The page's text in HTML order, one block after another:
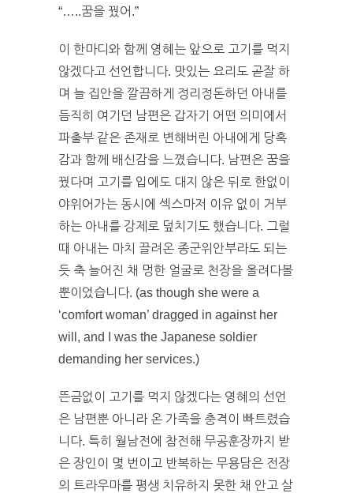
“…..꿈을 꿨어.”
이 한마디와 함께 영혜는 앞으로 고기를 먹지
않겠다고 선언합니다. 맛있는 요리도 곧잘 하
며 늘 집안을 깔끔하게 정리정돈하던 아내를
듬직히 여기던 남편은 갑자기 어떤 의미에서
파출부 같은 존재로 변해버린 아내에게 당혹
감과 함께 배신감을 느꼈습니다. 남편은 꿈을
꿨다며 고기를 입에도 대지 않은 뒤로 한없이
야위어가는 동시에 섹스마저 이유 없이 거부
하는 아내를 강제로 덮치기도 했습니다. 그럴
때 아내는 마치 끌려온 종군위안부라도 되는
듯 축 늘어진 채 멍한 얼굴로 천장을 올려다볼
뿐이었습니다. (as though she were a
‘comfort woman’ dragged in against her
will, and I was the Japanese soldier
demanding her services.)
뜬금없이 고기를 먹지 않겠다는 영혜의 선언
은 남편뿐 아니라 온 가족을 충격이 빠트렸습
니다. 특히 월남전에 참전해 무공훈장까지 받
은 장인이 몇 번이고 반복하는 무용담은 전장
의 트라우마를 평생 치유하지 못한 채 안고 살